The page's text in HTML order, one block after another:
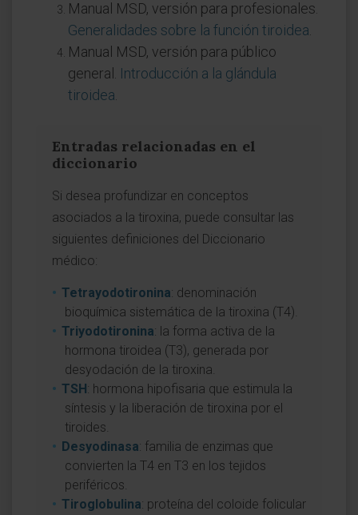
Manual MSD, versión para profesionales.
Generalidades sobre la función tiroidea
Manual MSD, versión para público
general. Introducción a la glándula
tiroidea
Entradas relacionadas en el
diccionario
Si desea profundizar en conceptos
asociados a la tiroxina, puede consultar las
siguientes definiciones del Diccionario
médico:
Tetrayodotironina: denominación
bioquímica sistemática de la tiroxina (T4).
Triyodotironina: la forma activa de la
hormona tiroidea (T3), generada por
desyodación de la tiroxina.
TSH: hormona hipofisaria que estimula la
síntesis y la liberación de tiroxina por el
tiroides.
Desyodinasa: familia de enzimas que
convierten la T4 en T3 en los tejidos
periféricos.
Tiroglobulina: proteína del coloide folicular